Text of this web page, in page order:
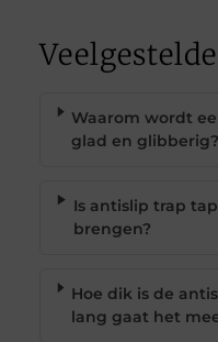
Waarom wordt
glad en glibberig?
Is antislip trap
brengen?
Hoe dik is de
lang gaat het